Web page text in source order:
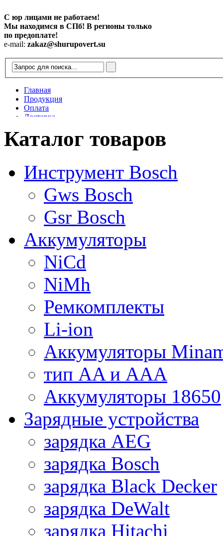
С юр лицами не работаем!
Мы находимся в СПб! В регионы только
по предоплате!
e-mail: zakaz@shurupovert.su
Главная
Продукция
Оплата
Доставка
Статьи
Каталог товаров
Инструмент Bosch
Gws Bosch
Gsr Bosch
Аккумуляторы
NiCd
NiMh
Ремкомплекты
Li-ion
Аккумуляторы
тип AA и AAA
Аккумуляторы 18650
Зарядные устройства
зарядка AEG
зарядка Bosch
зарядка Black Decker
зарядка DeWalt
зарядка Hitachi